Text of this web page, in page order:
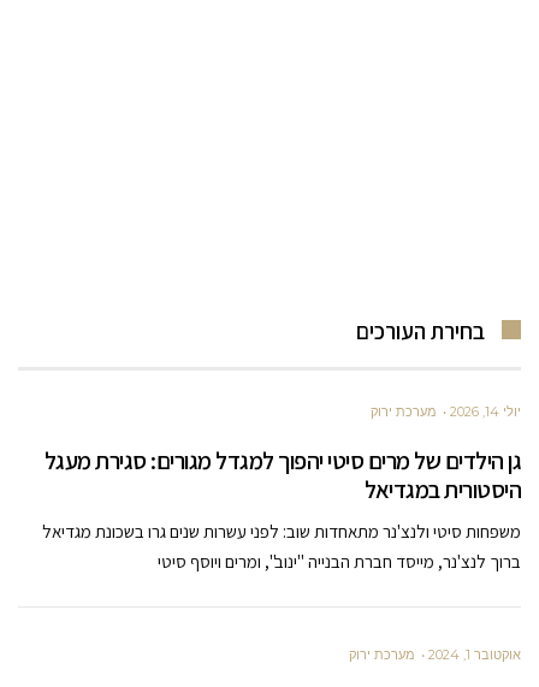
בחירת העורכים
יולי 14, 2026 מערכת ירוק
גן הילדים של מרים סיטי יהפוך למגדל מגורים: סגירת מעגל
היסטורית במגדיאל
משפחות סיטי ולנצ'נר מתאחדות שוב: לפני עשרות שנים גרו בשכונת מגדיאל
ברוך לנצ'נר, מייסד חברת הבנייה "ינוב", ומרים ויוסף סיטי
אוקטובר 1, 2024 מערכת ירוק